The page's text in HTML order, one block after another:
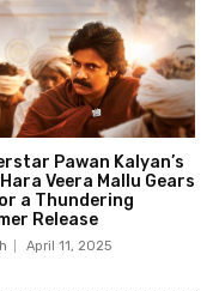
Pawan Kalyan’s
Veera Mallu Gears
a Thundering
Release
April 11, 2025